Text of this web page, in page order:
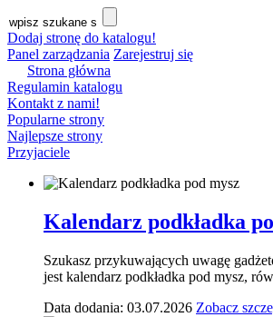
Dodaj stronę do katalogu!
Panel zarządzania Zarejestruj się
Strona główna
Regulamin katalogu
Kontakt z nami!
Popularne strony
Najlepsze strony
Przyjaciele
Kalendarz podkładka
Szukasz przykuwających uwagę
jest kalendarz podkładka pod mysz,
Data dodania: 03.07.2026 Zobacz